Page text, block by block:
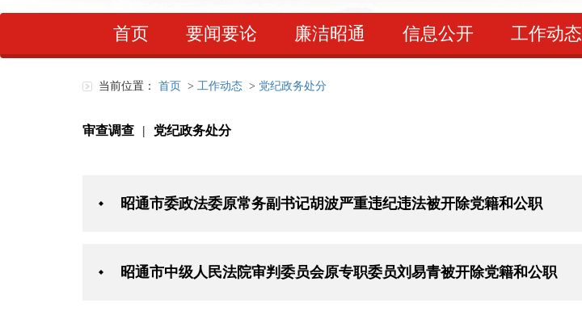
首页 要闻要论 廉洁昭通 信息公开 工作动态
当前位置： 首页 > 工作动态 > 党纪政务处分
审查调查 | 党纪政务处分
昭通市委政法委原常务副书记胡波严重违纪违法被开除党籍和公职
昭通市中级人民法院审判委员会原专职委员刘易青被开除党籍和公职